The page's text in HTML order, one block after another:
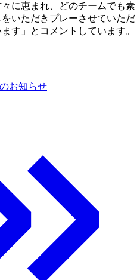
に恵まれ、どのチームでも素
いただきプレーさせていただ
す」とコメントしています。
お知らせ